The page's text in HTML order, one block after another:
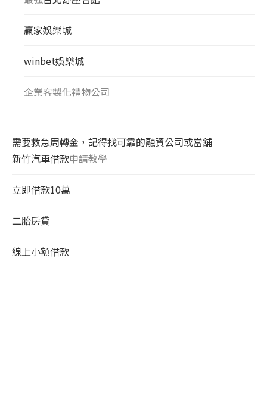
贏家娛樂城
winbet娛樂城
企業客製化禮物公司
需要救急周轉金，記得找可靠的融資公司或當舖
新竹汽車借款申請教學
立即借款10萬
二胎房貸
線上小額借款